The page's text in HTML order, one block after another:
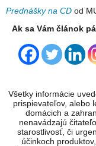
Prednášky na CD od
Ak sa Vám článok
Všetky informácie
prispievateľov, alebo
domácich a
nenavádzajú
starostlivosť, či
účinkoch